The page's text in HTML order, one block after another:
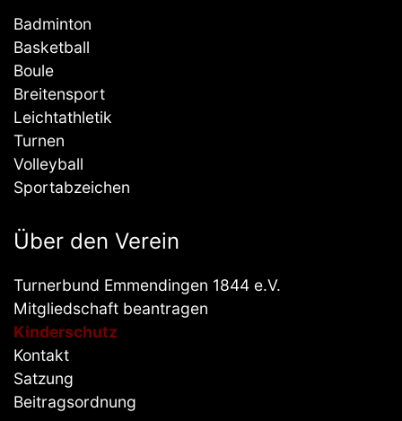
Badminton
Basketball
Boule
Breitensport
Leichtathletik
Turnen
Volleyball
Sportabzeichen
Über den Verein
Turnerbund Emmendingen 1844 e.V.
Mitgliedschaft beantragen
Kinderschutz
Kontakt
Satzung
Beitragsordnung